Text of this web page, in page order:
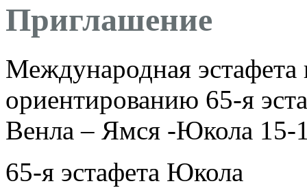
Приглашение
Международная
ориентированию 65-я
Венла – Ямся -Юкола 15-
65-я эстафета Юкола